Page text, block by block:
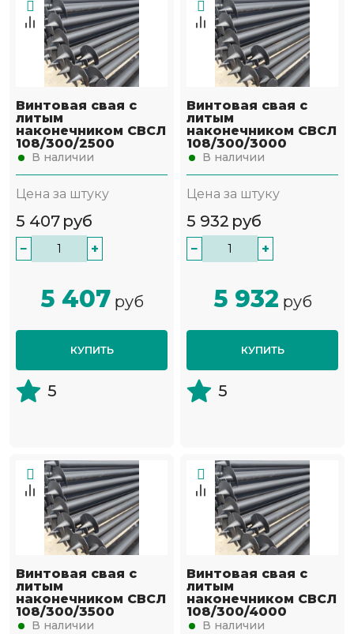
Винтовая свая с
литым
наконечником СВСЛ
108/300/2500
В наличии
Цена за штуку
5 407 руб
− +
5 407 руб
КУПИТЬ
5
Винтовая свая с
литым
наконечником СВСЛ
108/300/3000
В наличии
Цена за штуку
5 932 руб
− +
5 932 руб
КУПИТЬ
5
Винтовая свая с
литым
наконечником СВСЛ
108/300/3500
В наличии
Винтовая свая с
литым
наконечником СВСЛ
108/300/4000
В наличии